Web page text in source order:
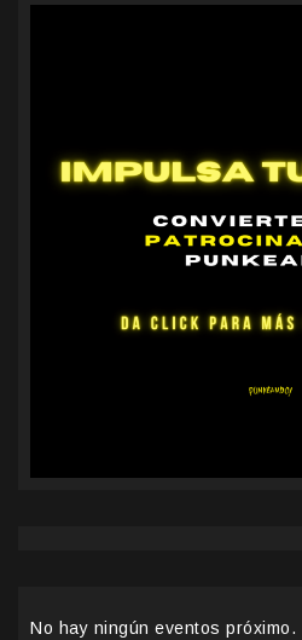
No hay ningún eventos próximo.